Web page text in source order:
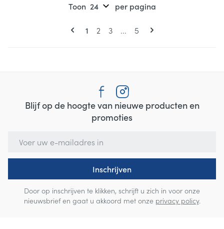
Pagina's
U lees momenteel pagina
1 Pagina
2 Pagina
3 ... Pagina
5
Toon per pagina
Blijf op de hoogte van nieuwe producten en
promoties
Inschrijven
Door op inschrijven te klikken, schrijft u zich in voor onze
nieuwsbrief en gaat u akkoord met onze privacy policy.